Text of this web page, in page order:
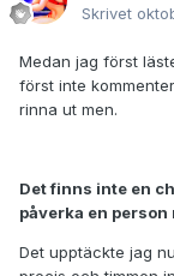
Skrivet
Medan jag först
först inte
rinna ut men.
Det finns inte en
påverka en
Det upptäckte jag